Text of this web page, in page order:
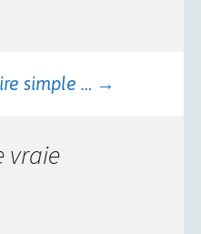
simple … →
vraie